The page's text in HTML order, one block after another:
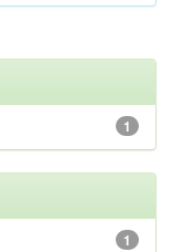
1
1